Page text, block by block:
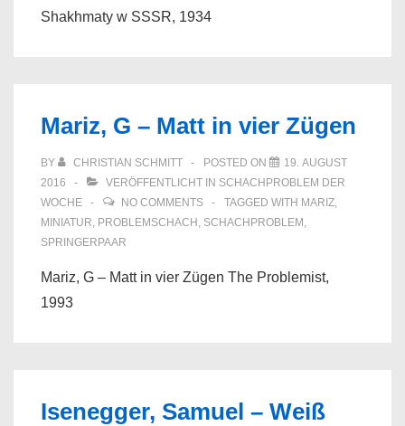
Shakhmaty w SSSR, 1934
Mariz, G – Matt in vier Zügen
BY CHRISTIAN SCHMITT POSTED ON
19. AUGUST
2016
VERÖFFENTLICHT IN SCHACHPROBLEM DER
WOCHE
NO COMMENTS TAGGED WITH MARIZ,
MINIATUR, PROBLEMSCHACH , SCHACHPROBLEM ,
SPRINGERPAAR
Mariz, G – Matt in vier Zügen The Problemist,
1993
Isenegger, Samuel – Weiß